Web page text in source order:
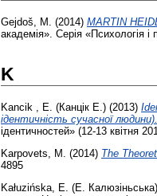
Gejdoš, M. (2014) MARTIN
академія». Серія «Пси­хологія
K
Kancik , Е. (Канцік Е.) (2013)
ідентичність сучасної людини).
ідентичностей» (12­-13 квітня
Karpovets, M.
(2014) The
4895
Kałuzińska, E. (Е. Калюзіньська)